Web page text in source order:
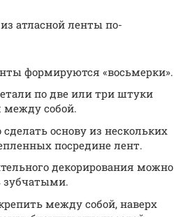
атласной ленты по-
формируются «восьмерки».
по две или три штуки
между собой.
основу из нескольких
посредине лент.
декорирования можно
зубчатыми.
между собой, наверх